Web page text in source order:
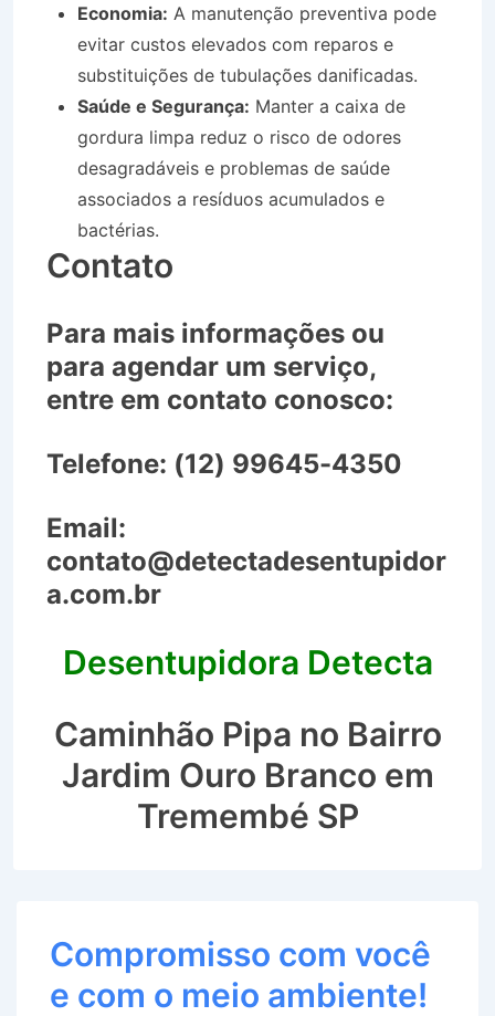
Economia: A manutenção preventiva pode
evitar custos elevados com reparos e
substituições de tubulações danificadas.
Saúde e Segurança: Manter a caixa de
gordura limpa reduz o risco de odores
desagradáveis e problemas de saúde
associados a resíduos acumulados e
bactérias.
Contato
Para mais informações ou
para agendar um serviço,
entre em contato conosco:
Telefone: (12) 99645-4350
Email:
contato@detectadesentupidor
a.com.br
Desentupidora Detecta
Caminhão Pipa no Bairro
Jardim Ouro Branco em
Tremembé SP
Compromisso com você
e com o meio ambiente!